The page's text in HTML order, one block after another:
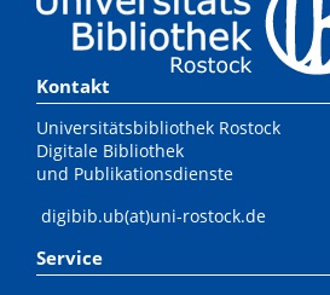
Kontakt
Universitätsbibliothek Rostock
Digitale Bibliothek
und Publikationsdienste
digibib.ub(at)uni-rostock.de
Service